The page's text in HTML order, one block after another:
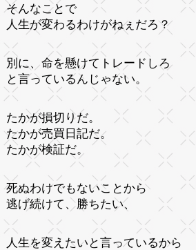
そんなことで
人生が変わるわけがねぇだろ？
別に、命を懸けてトレードしろ
と言っているんじゃない。
たかが損切りだ。
たかが売買日記だ。
たかが検証だ。
死ぬわけでもないことから
逃げ続けて、勝ちたい、
人生を変えたいと言っているから